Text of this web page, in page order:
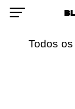
Todos